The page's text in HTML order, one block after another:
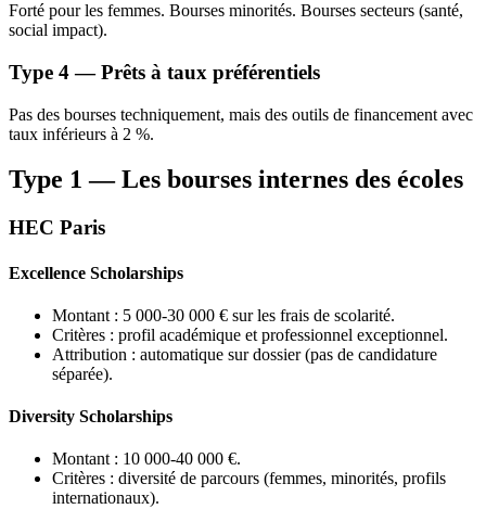
Forté pour les femmes. Bourses minorités. Bourses secteurs (santé,
social impact).
Type 4 — Prêts à taux préférentiels
Pas des bourses techniquement, mais des outils de financement avec
taux inférieurs à 2 %.
Type 1 — Les bourses internes des écoles
HEC Paris
Excellence Scholarships
Montant : 5 000-30 000 € sur les frais de scolarité.
Critères : profil académique et professionnel exceptionnel.
Attribution : automatique sur dossier (pas de candidature
séparée).
Diversity Scholarships
Montant : 10 000-40 000 €.
Critères : diversité de parcours (femmes, minorités, profils
internationaux).